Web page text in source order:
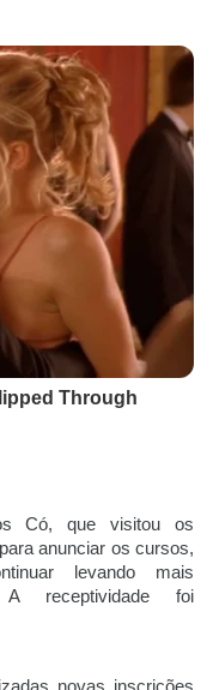
Có, que visitou os
anunciar os cursos,
levando mais
A receptividade foi
novas inscrições